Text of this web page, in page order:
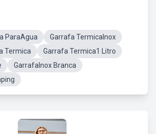
ParaAgua
Garrafa TermicaInox
Termica
Garrafa Termica1 Litro
GarrafaInox Branca